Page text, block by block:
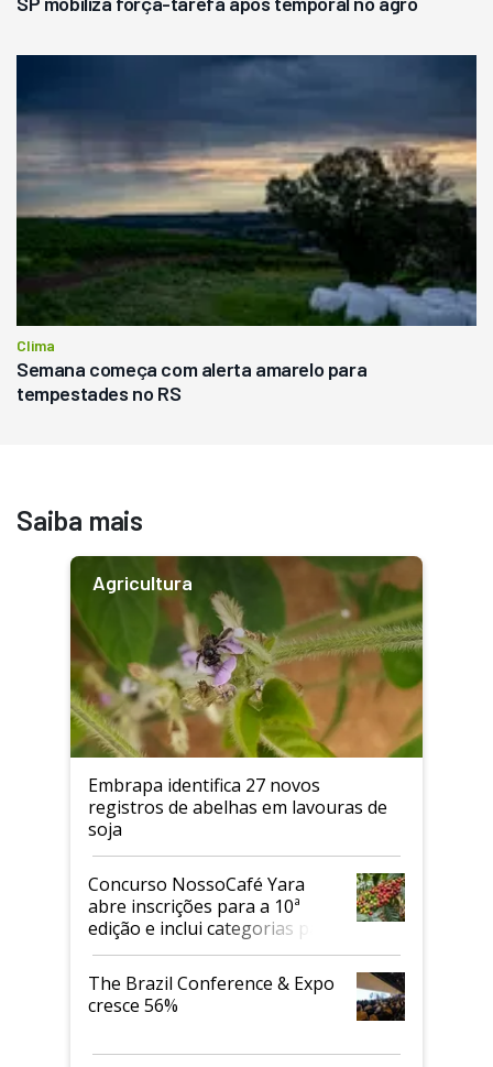
Clima
Semana começa com alerta amarelo para
tempestades no RS
Saiba mais
Agricultura
Embrapa identifica 27 novos
registros de abelhas em lavouras de
soja
Concurso NossoCafé Yara
abre inscrições para a 10ª
edição e inclui categorias para
cafés Canephora
The Brazil Conference & Expo
cresce 56%